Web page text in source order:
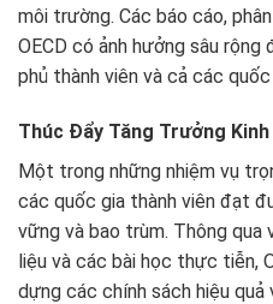
môi trường. Các báo cáo,
OECD có ảnh hưởng sâu
phủ thành viên và cả các
Thúc Đẩy Tăng Trưởng Kinh
Một trong những nhiệm vụ
các quốc gia thành viên đạt
vững và bao trùm. Thông qua
liệu và các bài học thực tiễn,
dựng các chính sách hiệu